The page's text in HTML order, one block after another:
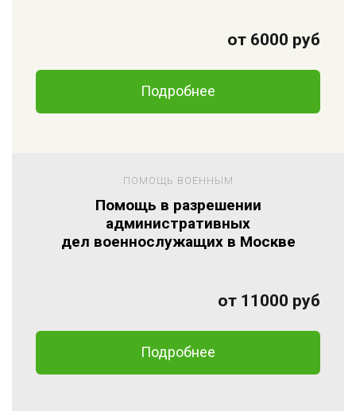
от 6000 руб
Подробнее
ПОМОЩЬ ВОЕННЫМ
Помощь в разрешении
административных
дел военнослужащих в Москве
от 11000 руб
Подробнее